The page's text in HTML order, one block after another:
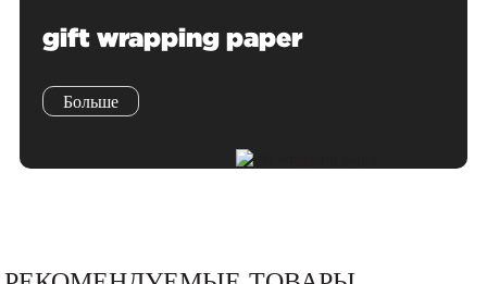
gift wrapping paper
Больше